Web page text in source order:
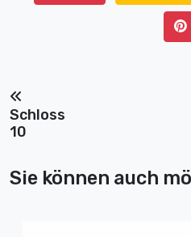
Schloss
10
Sie können auch